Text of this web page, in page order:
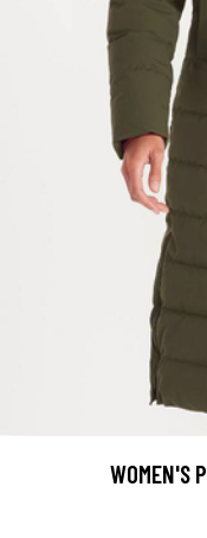
WOMEN'S